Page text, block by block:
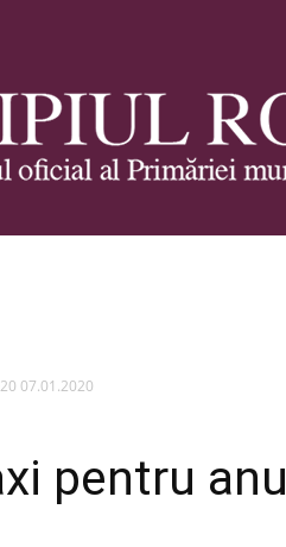
Roman
07.01.2020
pentru anul